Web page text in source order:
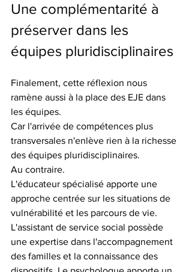
Une complémentarité à
préserver dans les
équipes pluridisciplinaires
Finalement, cette réflexion nous
ramène aussi à la place des EJE dans
les équipes.
Car l'arrivée de compétences plus
transversales n'enlève rien à la richesse
des équipes pluridisciplinaires.
Au contraire.
L'éducateur spécialisé apporte une
approche centrée sur les situations de
vulnérabilité et les parcours de vie.
L'assistant de service social possède
une expertise dans l'accompagnement
des familles et la connaissance des